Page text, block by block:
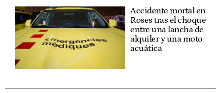
Accidente mortal en
Roses tras el choque
entre una lancha de
alquiler y una moto
acuática